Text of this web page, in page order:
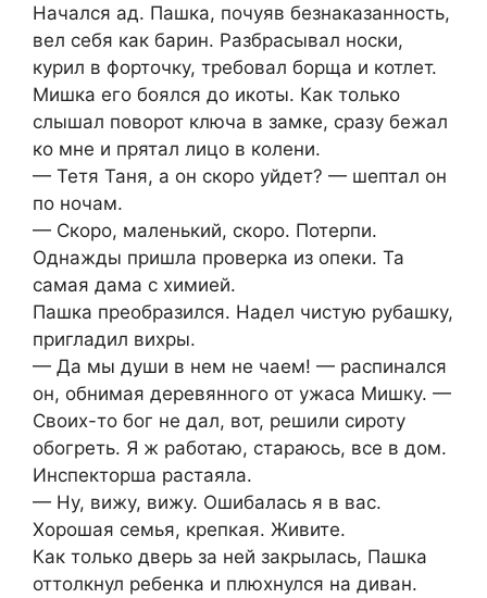
Начался ад. Пашка, почуяв безнаказанность,
вел себя как барин. Разбрасывал носки,
курил в форточку, требовал борща и котлет.
Мишка его боялся до икоты. Как только
слышал поворот ключа в замке, сразу бежал
ко мне и прятал лицо в колени.
— Тетя Таня, а он скоро уйдет? — шептал он
по ночам.
— Скоро, маленький, скоро. Потерпи.
Однажды пришла проверка из опеки. Та
самая дама с химией.
Пашка преобразился. Надел чистую рубашку,
пригладил вихры.
— Да мы души в нем не чаем! — распинался
он, обнимая деревянного от ужаса Мишку. —
Своих-то бог не дал, вот, решили сироту
обогреть. Я ж работаю, стараюсь, все в дом.
Инспекторша растаяла.
— Ну, вижу, вижу. Ошибалась я в вас.
Хорошая семья, крепкая. Живите.
Как только дверь за ней закрылась, Пашка
оттолкнул ребенка и плюхнулся на диван.